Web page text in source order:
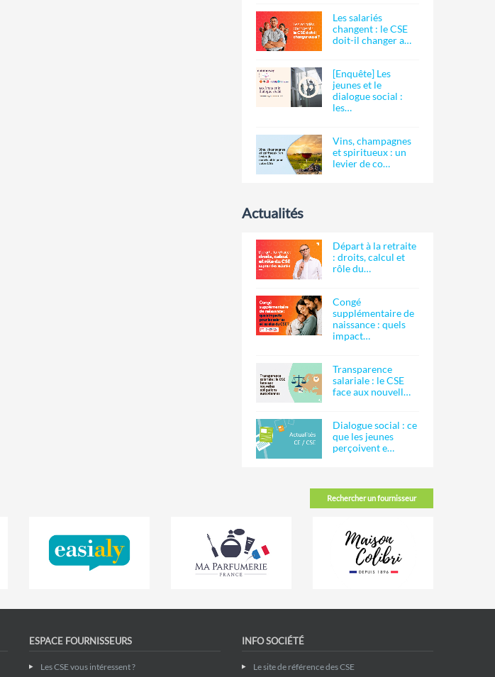
Les salariés
changent : le CSE
doit-il changer a…
[Enquête] Les
jeunes et le
dialogue social :
les…
Vins, champagnes
et spiritueux : un
levier de co…
Actualités
Départ à la retraite
: droits, calcul et
rôle du…
Congé
supplémentaire de
naissance : quels
impact…
Transparence
salariale : le CSE
face aux nouvell…
Dialogue social : ce
que les jeunes
perçoivent e…
Rechercher un fournisseur
ESPACE FOURNISSEURS
Les CSE vous intéressent ?
INFO SOCIÉTÉ
Le site de référence des CSE